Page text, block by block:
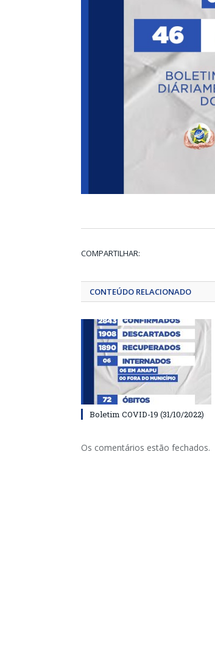
COMPARTILHAR:
CONTEÚDO RELACIONADO
Boletim COVID-19 (31/10/2022)
Os comentários estão fechados.